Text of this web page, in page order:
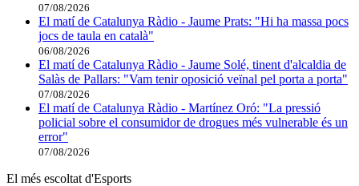
07/08/2026
El matí de Catalunya Ràdio - Jaume Prats: "Hi ha massa pocs
jocs de taula en català"
06/08/2026
El matí de Catalunya Ràdio - Jaume Solé, tinent d'alcaldia de
Salàs de Pallars: "Vam tenir oposició veïnal pel porta a porta"
07/08/2026
El matí de Catalunya Ràdio - Martínez Oró: "La pressió
policial sobre el consumidor de drogues més vulnerable és un
error"
07/08/2026
El més escoltat d'Esports